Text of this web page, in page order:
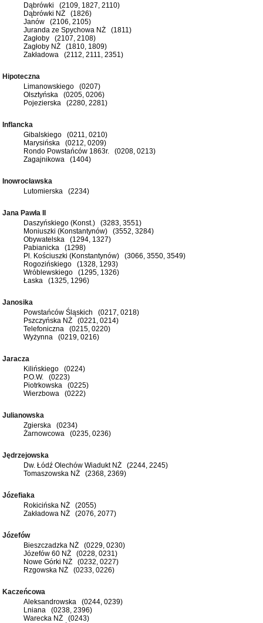
Dąbrówki (2109, 1827, 2110)
Dąbrówki NŻ (1826)
Janów (2106, 2105)
Juranda ze Spychowa NŻ (1811)
Zagłoby (2107, 2108)
Zagłoby NŻ (1810, 1809)
Zakładowa (2112, 2111, 2351)
Hipoteczna
Limanowskiego (0207)
Olsztyńska (0205, 0206)
Pojezierska (2280, 2281)
Inflancka
Gibalskiego (0211, 0210)
Marysińska (0212, 0209)
Rondo Powstańców 1863r. (0208, 0213)
Zagajnikowa (1404)
Inowrocławska
Lutomierska (2234)
Jana Pawła II
Daszyńskiego (Konst.) (3283, 3551)
Moniuszki (Konstantynów) (3552, 3284)
Obywatelska (1294, 1327)
Pabianicka (1298)
Pl. Kościuszki (Konstantynów) (3066, 3550, 3549)
Rogozińskiego (1328, 1293)
Wróblewskiego (1295, 1326)
Łaska (1325, 1296)
Janosika
Powstańców Śląskich (0217, 0218)
Pszczyńska NŻ (0221, 0214)
Telefoniczna (0215, 0220)
Wyżynna (0219, 0216)
Jaracza
Kilińskiego (0224)
P.O.W. (0223)
Piotrkowska (0225)
Wierzbowa (0222)
Julianowska
Zgierska (0234)
Żarnowcowa (0235, 0236)
Jędrzejowska
Dw. Łódź Olechów Wiadukt NŻ (2244, 2245)
Tomaszowska NŻ (2368, 2369)
Józefiaka
Rokicińska NŻ (2055)
Zakładowa NŻ (2076, 2077)
Józefów
Bieszczadzka NŻ (0229, 0230)
Józefów 60 NŻ (0228, 0231)
Nowe Górki NŻ (0232, 0227)
Rzgowska NŻ (0233, 0226)
Kaczeńcowa
Aleksandrowska (0244, 0239)
Lniana (0238, 2396)
Warecka NŻ (0243)